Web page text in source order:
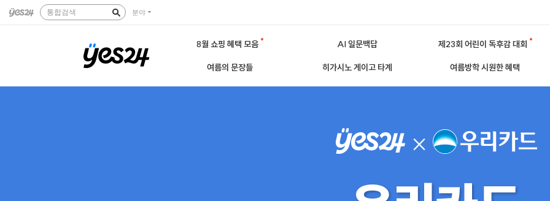
통합검색 분야
8월 쇼핑 혜택 모음 AI 일문백답 제23회 어린이 독후감 대회
여름의 문장들 히가시노 게이고 타계 여름방학 시원한 혜택